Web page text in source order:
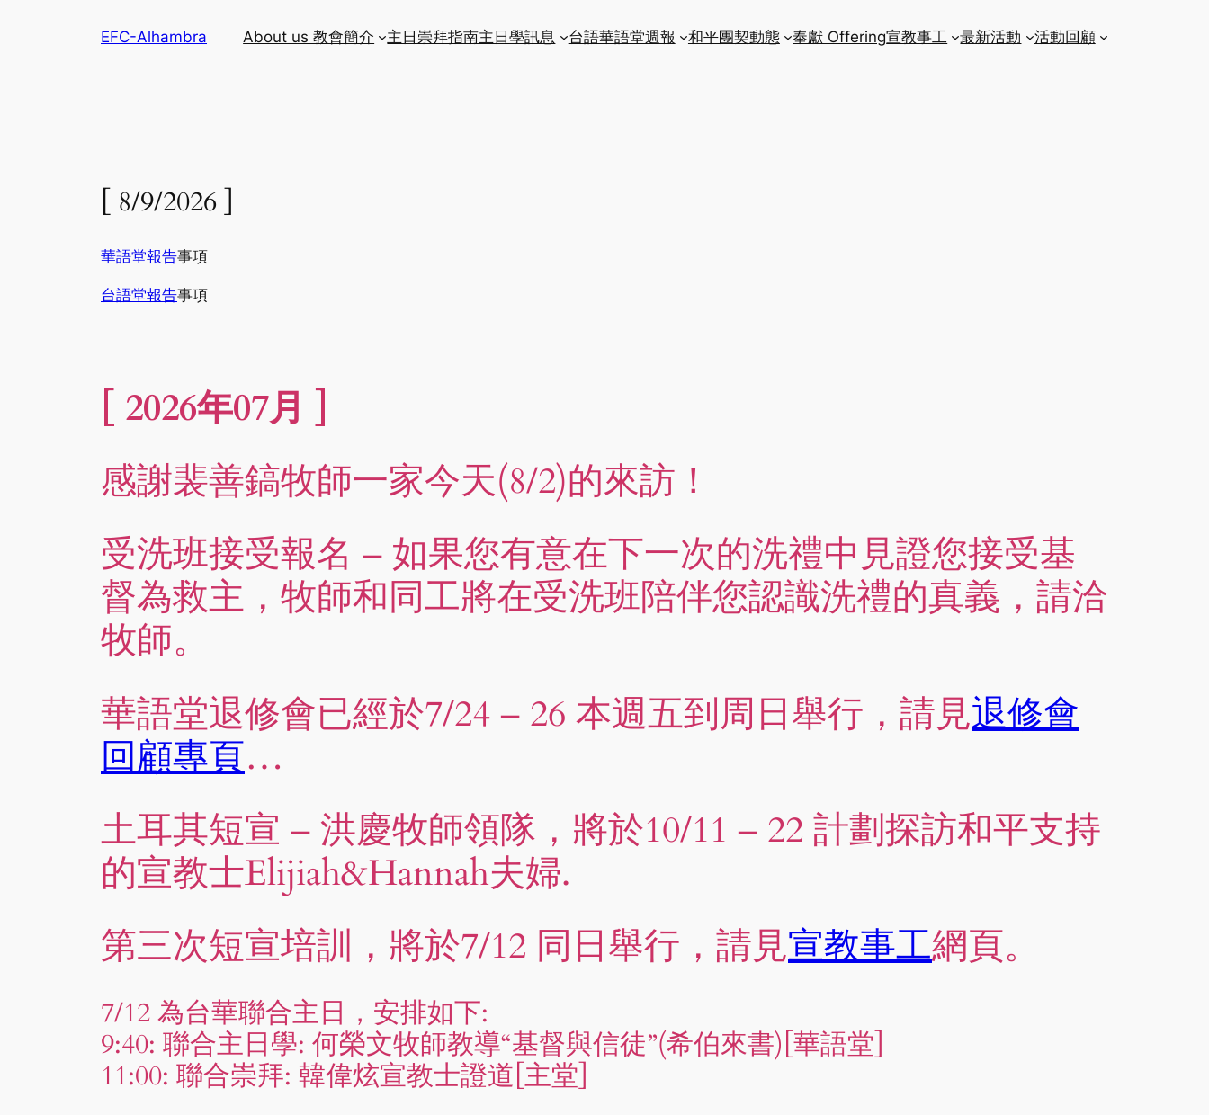
EFC-Alhambra About us 教會簡介 主日崇拜指南主日學訊息 台語華語堂週報 和平團契動態 奉獻 Offering宣教事工 最新活動 活動回顧
[ 8/9/2026 ]
華語堂報告事項
台語堂報告事項
[ 2026年07月 ]
感謝裴善鎬牧師一家今天(8/2)的來訪！
受洗班接受報名 – 如果您有意在下一次的洗禮中見證您接受基
督為救主，牧師和同工將在受洗班陪伴您認識洗禮的真義，請洽
牧師。
華語堂退修會已經於7/24 – 26 本週五到周日舉行，請見退修會
回顧專頁…
土耳其短宣 – 洪慶牧師領隊，將於10/11 – 22 計劃探訪和平支持
的宣教士Elijiah&Hannah夫婦.
第三次短宣培訓，將於7/12 同日舉行，請見宣教事工網頁。
7/12 為台華聯合主日，安排如下:
9:40: 聯合主日學: 何榮文牧師教導“基督與信徒”(希伯來書)[華語堂]
11:00: 聯合崇拜: 韓偉炫宣教士證道[主堂]